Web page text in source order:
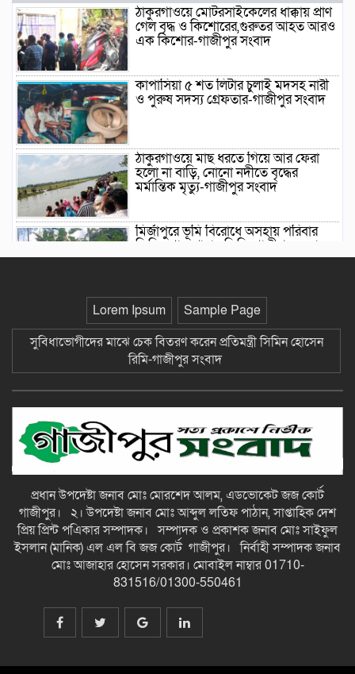
ঠাকুরগাঁওয়ে মোটরসাইকেলের ধাক্কায় প্রাণ
গেল বৃদ্ধ ও কিশোরের,গুরুতর আহত আরও
এক কিশোর-গাজীপুর সংবাদ
কাপাসিয়া ৫ শত লিটার চুলাই মদসহ নারী
ও পুরুষ সদস্য গ্রেফতার-গাজীপুর সংবাদ
ঠাকুরগাঁওয়ে মাছ ধরতে গিয়ে আর ফেরা
হলো না বাড়ি, নোনো নদীতে বৃদ্ধের
মর্মান্তিক মৃত্যু-গাজীপুর সংবাদ
মির্জাপুরে ভূমি বিরোধে অসহায় পরিবার
জিম্মিদশায়, থানায় জিডি-গাজীপুর সংবাদ
ছাতক সিমেন্ট ফ্যাক্টরি-তে বৃক্ষরোপন
কর্মসূচীর উদ্বোধন-গাজীপুর সংবাদ
ছাতক উপজেলা দলিল লেখক সমিতির ত্রি-
বার্ষিক নির্বাচন ২২ আগষ্ট শনিবার-গাজীপুর
সংবাদ
ছাতকে গোবিনগঞ্জ ইউনিয়ন পরিষদ
কার্যালয় পরিদর্শনে ইউএনও মোঃ মহি
উদ্দিন-গাজীপুর সংবাদ
*এলাকায় উত্তেজনা বিরাজ করছে* ছাতকে
পাওনা টাকা নিয়ে হামলা ও সংঘর্ষের
ঘটনায় আহত-৮ জন-গাজীপুর সংবাদ
আব্দুন নুরের উপর সন্ত্রাসী হামলায় প্রতিবাদ
সভা-গাজীপুর সংবাদ
জুলাই গন-অভ্যুত্থান দিবস উপলক্ষে
Lorem Ipsum
Sample Page
সুবিধাভোগীদের মাঝে চেক বিতরণ করেন প্রতিমন্ত্রী সিমিন হোসেন
রিমি-গাজীপুর সংবাদ
প্রধান উপদেষ্টা জনাব মোঃ মোরশেদ আলম, এডভোকেট জজ কোর্ট
গাজীপুর। ২। উপদেষ্টা জনাব মোঃ আব্দুল লতিফ পাঠান, সাপ্তাহিক দেশ
প্রিয় প্রিন্ট পএিকার সম্পাদক। সম্পাদক ও প্রকাশক জনাব মোঃ সাইফুল
ইসলান (মানিক) এল এল বি জজ কোর্ট গাজীপুর। নির্বাহী সম্পাদক জনাব
মোঃ আজাহার হোসেন সরকার। মোবাইল নাম্বার 01710-
831516/01300-550461